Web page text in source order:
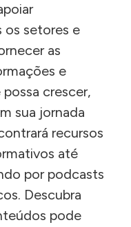
os setores e
as
e
crescer,
sua jornada
recursos
até
por podcasts
Descubra
pode